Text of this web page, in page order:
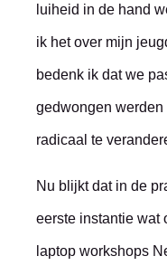
luiheid in de hand
ik het over mijn
bedenk ik dat we
gedwongen
radicaal te
Nu blijkt dat in de
eerste instantie wat
laptop workshops